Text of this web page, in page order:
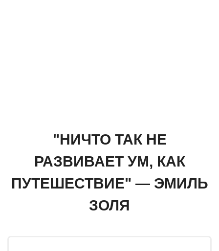
"НИЧТО ТАК НЕ
РАЗВИВАЕТ УМ, КАК
ПУТЕШЕСТВИЕ" — ЭМИЛЬ
ЗОЛЯ